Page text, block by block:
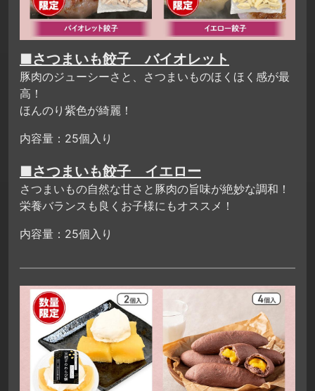
■さつまいも餃子 バイオレット
豚肉のジューシーさと、さつまいものほくほく感が最
高！
ほんのり紫色が綺麗！
内容量：25個入り
■さつまいも餃子 イエロー
さつまいもの自然な甘さと豚肉の旨味が絶妙な調和！
栄養バランスも良くお子様にもオススメ！
内容量：25個入り